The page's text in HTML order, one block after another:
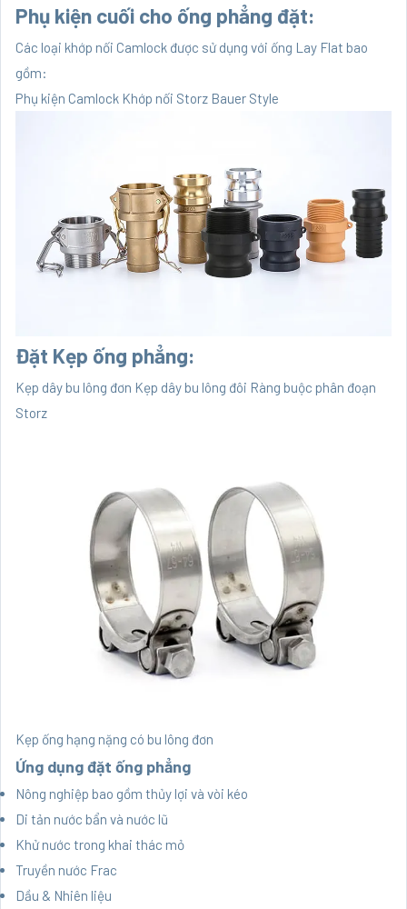
Phụ kiện cuối cho ống phẳng đặt:
Các loại khớp nối Camlock được sử dụng với ống Lay Flat bao
gồm:
Phụ kiện Camlock Khớp nối Storz Bauer Style
Đặt Kẹp ống phẳng:
Kẹp dây bu lông đơn Kẹp dây bu lông đôi Ràng buộc phân đoạn
Storz
Kẹp ống hạng nặng có bu lông đơn
Ứng dụng đặt ống phẳng
Nông nghiệp bao gồm thủy lợi và vòi kéo
Di tản nước bẩn và nước lũ
Khử nước trong khai thác mỏ
Truyền nước Frac
Dầu & Nhiên liệu